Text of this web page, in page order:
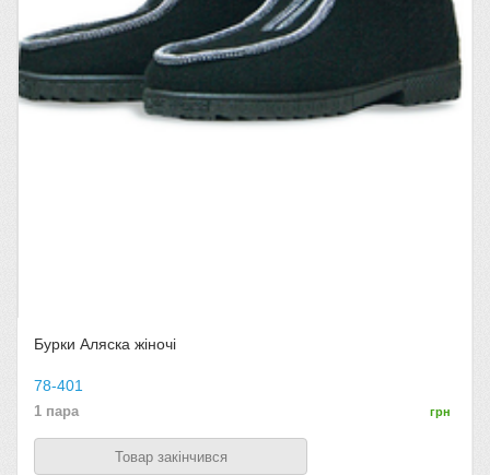
Бурки Аляска жіночі
78-401
1 пара грн
Товар закінчився